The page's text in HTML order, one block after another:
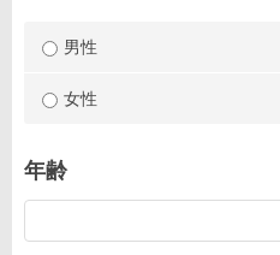
男性
女性
年齢